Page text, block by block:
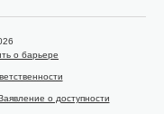
о барьере
о доступности